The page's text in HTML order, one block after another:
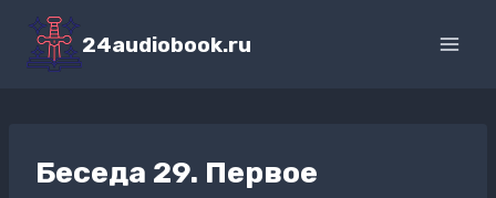
Перейти
содержимому
24audiobook.ru
Беседа 29. Первое